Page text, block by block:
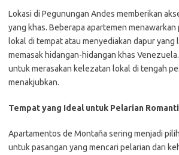
Lokasi di Pegunungan Andes memberikan
yang khas. Beberapa apartemen menawarkan
lokal di tempat atau menyediakan dapur yang
memasak hidangan-hidangan khas
untuk merasakan kelezatan lokal di tengah
menakjubkan.
Tempat yang Ideal untuk Pelarian
Apartamentos de Montaña sering menjadi
untuk pasangan yang mencari pelarian dari